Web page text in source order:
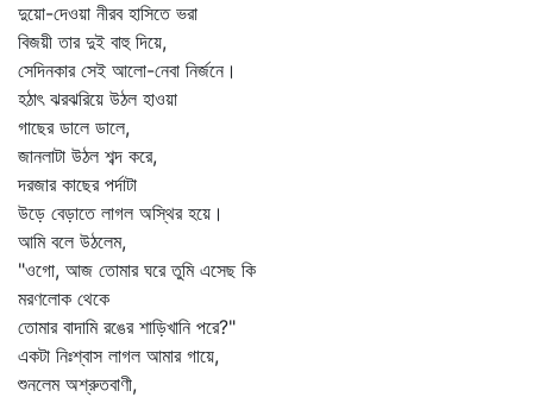
দুয়ো-দেওয়া নীরব হাসিতে ভরা
বিজয়ী তার দুই বাহু দিয়ে,
সেদিনকার সেই আলো-নেবা নির্জনে।
হঠাৎ ঝরঝরিয়ে উঠল হাওয়া
গাছের ডালে ডালে,
জানলাটা উঠল শব্দ করে,
দরজার কাছের পর্দাটা
উড়ে বেড়াতে লাগল অস্থির হয়ে।
আমি বলে উঠলেম,
"ওগো, আজ তোমার ঘরে তুমি এসেছ কি
মরণলোক থেকে
তোমার বাদামি রঙের শাড়িখানি পরে?"
একটা নিঃশ্বাস লাগল আমার গায়ে,
শুনলেম অশ্রুতবাণী,